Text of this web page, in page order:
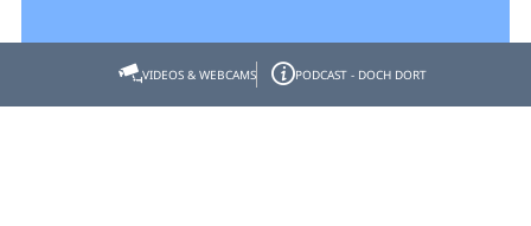
VIDEOS & WEBCAMS PODCAST - DOCH DORT